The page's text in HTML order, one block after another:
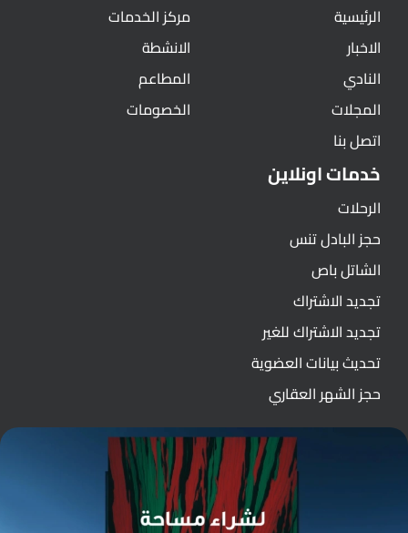
الرئيسية
الاخبار
النادي
المجلات
اتصل بنا
مركز الخدمات
الانشطة
المطاعم
الخصومات
خدمات اونلاين
الرحلات
حجز البادل تنس
الشاتل باص
تجديد الاشتراك
تجديد الاشتراك للغير
تحديث بيانات العضوية
حجز الشهر العقاري